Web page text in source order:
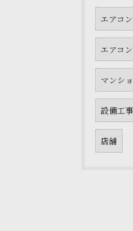
エアコ
エアコ
マンシ
設備工事
店舗